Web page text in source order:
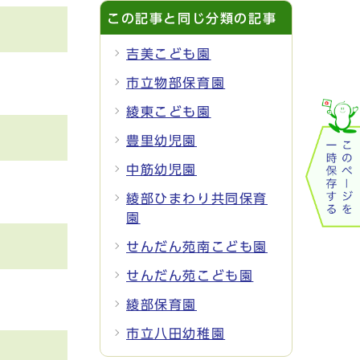
この記事と同じ分類の記事
吉美こども園
市立物部保育園
綾東こども園
豊里幼児園
中筋幼児園
綾部ひまわり共同保育
園
せんだん苑南こども園
せんだん苑こども園
綾部保育園
市立八田幼稚園